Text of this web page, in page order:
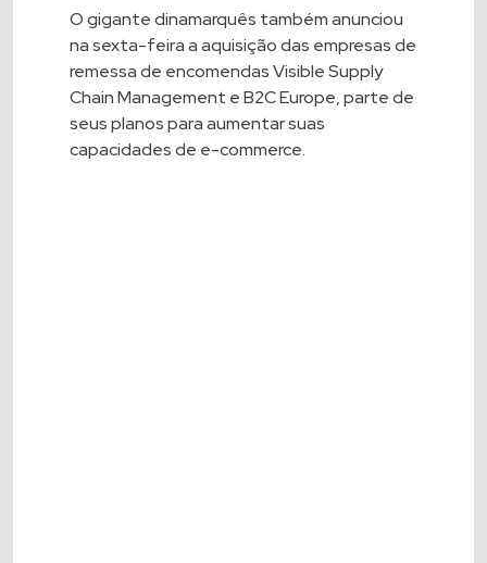
O gigante dinamarquês também anunciou
na sexta-feira a aquisição das empresas de
remessa de encomendas Visible Supply
Chain Management e B2C Europe, parte de
seus planos para aumentar suas
capacidades de e-commerce.